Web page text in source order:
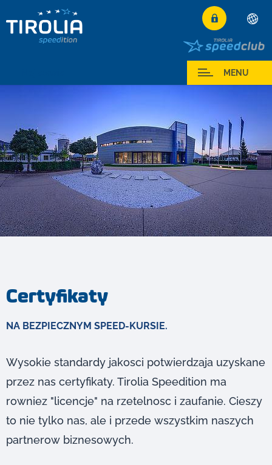
Deutsch
English
Français
Español
Polski
Česky
Magyar
Hrvatski
Română
MENU
Certyfikaty
NA BEZPIECZNYM SPEED-KURSIE.
Wysokie standardy jakosci potwierdzaja uzyskane
przez nas certyfikaty. Tirolia Speedition ma
rowniez "licencje" na rzetelnosc i zaufanie. Cieszy
to nie tylko nas, ale i przede wszystkim naszych
partnerow biznesowych.